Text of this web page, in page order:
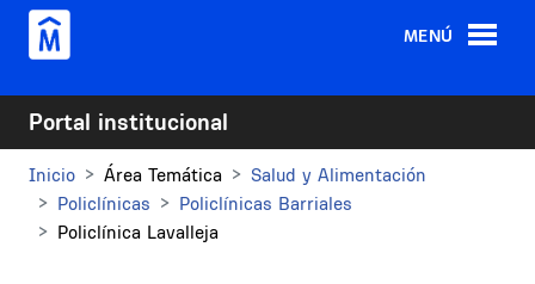
Pasar al contenido principal
MENÚ
Portal institucional
Inicio Área Temática
Salud y Alimentación
Policlínicas
Policlínicas Barriales
Policlínica Lavalleja